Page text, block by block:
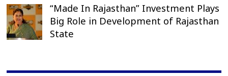
“Made In Rajasthan” Investment Plays
Big Role in Development of Rajasthan
State